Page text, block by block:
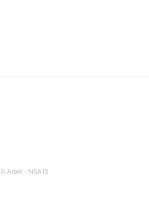
Adet - NSA15